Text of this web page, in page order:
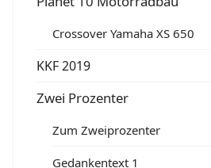
Crossover Yamaha XS 650
KKF 2019
Zwei Prozenter
Zum Zweiprozenter
Gedankentext 1